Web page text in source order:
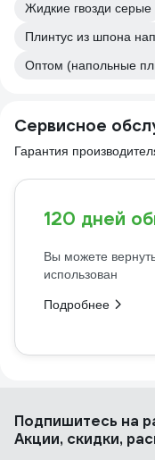
Жидкие гвозди серые
Плинтус из шпона
Оптом (напольные
Сервисное
Гарантия
120 дней
Вы можете
использован
Подробнее
Подпишитесь на
Акции, скидки,